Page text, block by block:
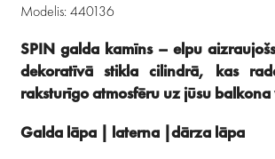
Modelis: 440136
SPIN galda kamīns – elpu
dekoratīvā stikla cilindrā, kas
raksturīgo atmosfēru uz jūsu balkona
Galda lāpa | laterna |dārza lāpa